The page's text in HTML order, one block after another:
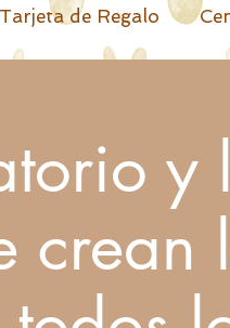
Tarjeta de Regalo
y
crean